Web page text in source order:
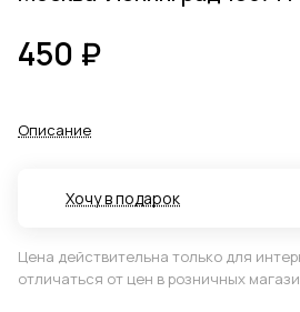
450 ₽
Описание
Хочу в подарок
Цена действительна только для
отличаться от цен в розничных